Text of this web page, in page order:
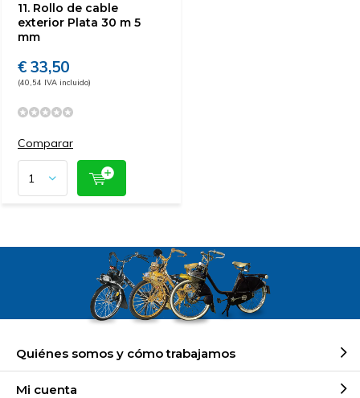
11. Rollo de cable
exterior Plata 30 m 5
mm
€ 33,50
(40,54 IVA incluido)
Comparar
Quiénes somos y cómo trabajamos
Mi cuenta